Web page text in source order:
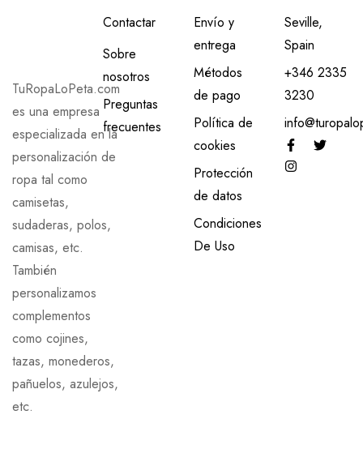
TuRopaLoPeta.com
es una empresa
especializada en la
personalización de
ropa tal como
camisetas,
sudaderas, polos,
camisas, etc.
También
personalizamos
complementos
como cojines,
tazas, monederos,
pañuelos, azulejos,
etc.
Contactar
Sobre
nosotros
Preguntas
frecuentes
Envío y
entrega
Métodos
de pago
Política de
cookies
Protección
de datos
Condiciones
De Uso
Seville,
Spain
+346 2335
3230